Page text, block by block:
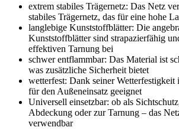
extrem stabiles Trägernetz: Das Netz
stabiles Trägernetz, das für eine hohe
langlebige Kunststoffblätter: Die
Kunststoffblätter sind strapazierfähig
effektiven Tarnung bei
schwer entflammbar: Das Material ist
was zusätzliche Sicherheit bietet
wetterfest: Dank seiner Wetterfestigkeit
für den Außeneinsatz geeignet
Universell einsetzbar: ob als
Abdeckung oder zur Tarnung – das
verwendbar